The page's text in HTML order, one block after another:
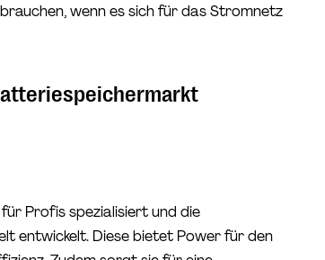
wenn es sich für das Stromnetz
Profis spezialisiert und die
entwickelt. Diese bietet Power für den